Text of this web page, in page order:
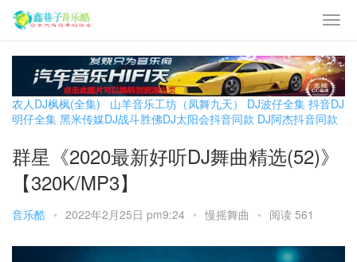
农人DJ枫枫(全集) 山羊音乐工坊（凤舞九天） DJ波仔全集 抖音DJ
明仔全集 黑米传媒DJ战斗胜佛DJ太阳会抖音同款 DJ阿杰抖音同款
群星《2020最新好听DJ舞曲精选(52)》
【320K/MP3】
音乐酷 • 2022年2月25日 pm9:24 • 慢摇舞曲 • 阅读 561